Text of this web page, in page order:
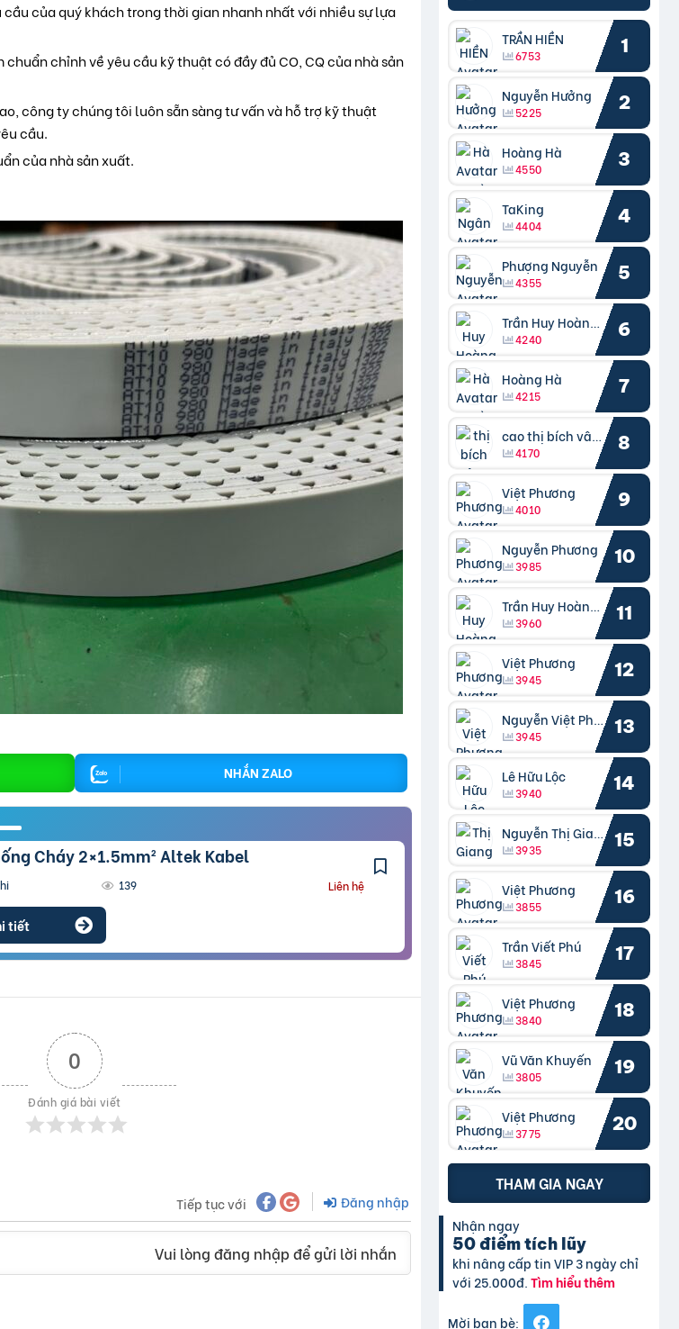
của quý khách trong thời gian nhanh nhất với nhiều sự lựa
chỉnh về yêu cầu kỹ thuật có đầy đủ CO, CQ của nhà sản
công ty chúng tôi luôn sẵn sàng tư vấn và hỗ trợ kỹ thuật
cầu.
của nhà sản xuất.
NHẮN ZALO
Cháy 2×1.5mm² Altek Kabel
139 Liên hệ
tiết
0
Đánh giá bài viết
Tiếp tục với Đăng nhập
Vui lòng đăng nhập để gửi lời nhắn
TRẦN HIỀN
6753 1
Nguyễn Hưởng
5225 2
Hoàng Hà
4550 3
TaKing
4404 4
Phượng Nguyễn
4355 5
Trần Huy Hoàng Bắc
4240 6
Hoàng Hà
4215 7
cao thị bích vâng kiều
4170 8
Việt Phương
4010 9
Nguyễn Phương
3985 10
Trần Huy Hoàng Bắc
3960 11
Việt Phương
3945 12
Nguyễn Việt Phương
3945 13
Lê Hữu Lộc
3940 14
Nguyễn Thị Giang
3935 15
Việt Phương
3855 16
Trần Viết Phú
3845 17
Việt Phương
3840 18
Vũ Văn Khuyến
3805 19
Việt Phương
3775 20
THAM GIA NGAY
Nhận ngay
50 điểm tích lũy
khi nâng cấp tin VIP 3 ngày chỉ
với 25.000đ.Tìm hiểu thêm
Mời bạn bè: